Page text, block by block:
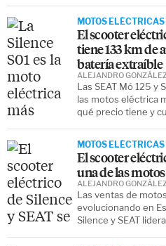
MOTOS ELÉCTRICAS
El scooter
tiene 133 km de
batería extraíble
Las SEAT Mó 125 y
las motos eléctrica
qué precio tiene y
ALEJANDRO
MOTOS ELÉCTRICAS
El scooter
una de las
Las ventas de
evolucionando en
Silence y SEAT
ALEJANDRO